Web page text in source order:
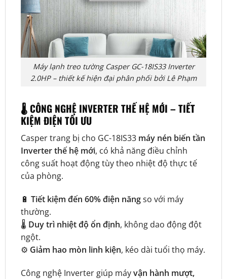
Máy lạnh treo tường Casper GC-18IS33 Inverter
2.0HP – thiết kế hiện đại phân phối bởi Lê Phạm
🌡️ CÔNG NGHỆ INVERTER THẾ HỆ MỚI – TIẾT
KIỆM ĐIỆN TỐI ƯU
Casper trang bị cho GC-18IS33 máy nén biến tần
Inverter thế hệ mới, có khả năng điều chỉnh
công suất hoạt động tùy theo nhiệt độ thực tế
của phòng.
🔋 Tiết kiệm đến 60% điện năngso với máy
thường.
🌡️ Duy trì nhiệt độ ổn định, không dao động đột
ngột.
⚙️ Giảm hao mòn linh kiện, kéo dài tuổi thọ máy.
Công nghệ Inverter giúp máyvận hành mượt,